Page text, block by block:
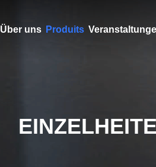
Über uns Produits